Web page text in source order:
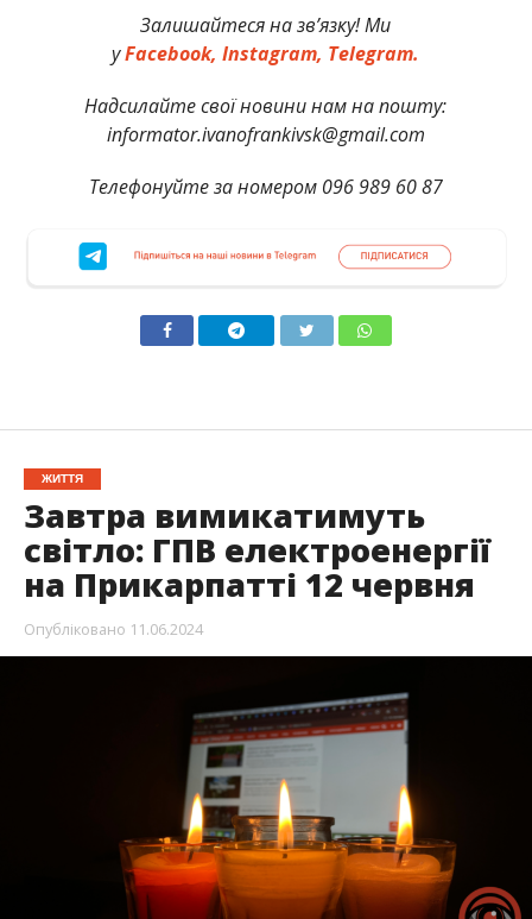
Залишайтеся на зв’язку! Ми
уFacebook,Instagram, Telegram.
Надсилайте свої новини нам на пошту:
informator.ivanofrankivsk@gmail.com
Телефонуйте за номером 096 989 60 87
ЖИТТЯ
Завтра вимикатимуть
світло: ГПВ електроенергії
на Прикарпатті 12 червня
Опубліковано 11.06.2024